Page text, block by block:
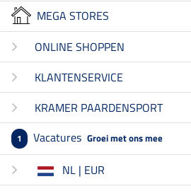
MEGA STORES
ONLINE SHOPPEN
KLANTENSERVICE
KRAMER PAARDENSPORT
1 Vacatures Groei met ons mee
NL | EUR